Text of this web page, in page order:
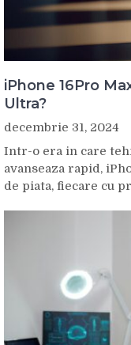
iPhone 16Pro
Ultra?
decembrie 31, 2024
Intr-o era in care
avanseaza rapid,
de piata, fiecare cu